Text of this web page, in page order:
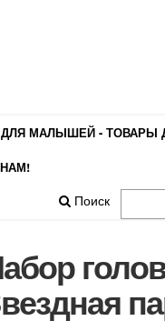
МАЛЫШЕЙ - ТОВАРЫ
Поиск